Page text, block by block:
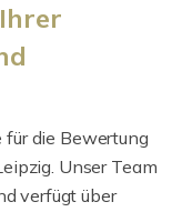
für die Bewertung
Unser Team
verfügt über